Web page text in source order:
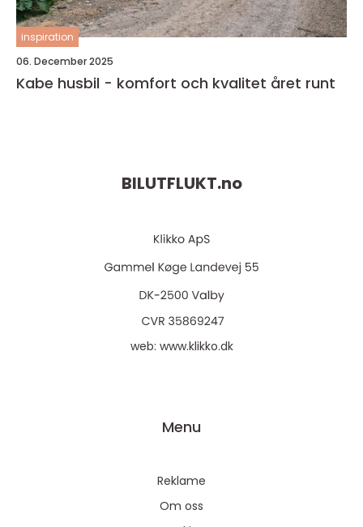
inspiration
06. December 2025
Kabe husbil - komfort och kvalitet året runt
BILUTFLUKT.no
web: www.klikko.dk
Menu
Reklame
Om oss